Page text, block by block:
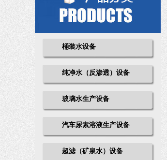
桶装水设备
纯净水（反渗透）设备
玻璃水生产设备
汽车尿素溶液生产设备
超滤（矿泉水）设备